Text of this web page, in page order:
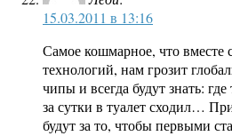
15.03.2011 в 13:16
Самое кошмарное, что вместе
технологий, нам грозит
чипы и всегда будут знать:
за сутки в туалет сходил…
будут за то, чтобы первыми